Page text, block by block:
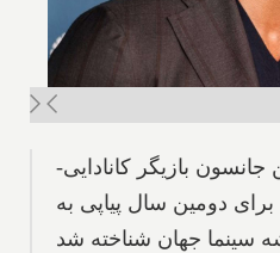
بازیگر کانادایی-
دومین سال پیاپی به
سینما جهان شناخته شد